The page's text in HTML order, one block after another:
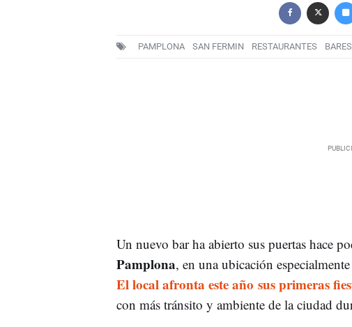
PAMPLONA SAN FERMIN RESTAURANTES BARES
Un nuevo bar ha abierto sus puertas hace
Pamplona, en una ubicación
El local afronta este año sus primeras
con más tránsito y ambiente de la ciudad